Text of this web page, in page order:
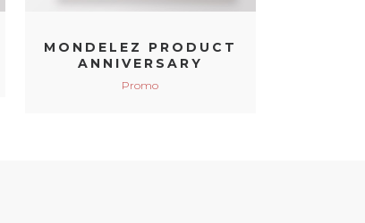
MONDELEZ PRODUCT
ANNIVERSARY
Promo